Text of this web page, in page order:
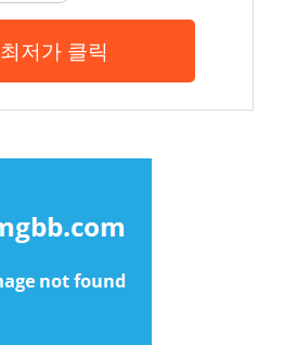
최저가 클릭